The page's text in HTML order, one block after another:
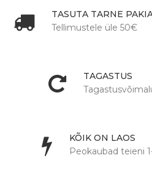
TASUTA TARNE
Tellimustele üle 50€
TAGASTUS
KÕIK ON LAOS
Peokaubad teieni